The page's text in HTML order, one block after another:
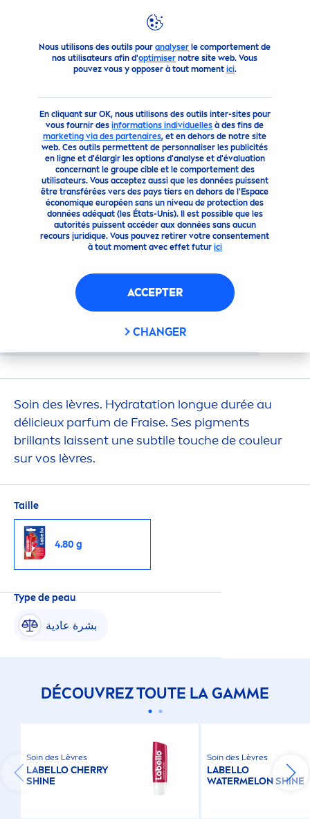
Nous utilisons des outils pouranalyser le comportement de
nos utilisateurs afin d'optimiser notre site web. Vous
pouvez vous y opposer à tout moment ici.
En cliquant sur OK, nous utilisons des outils inter-sites pour
vous fournir desinformations individuelles à des fins de
marketing via des partenaires, et en dehors de notre site
web. Ces outils permettent de personnaliser les publicités
en ligne et d'élargir les options d'analyse et d'évaluation
concernant le groupe cible et le comportement des
utilisateurs. Vous acceptez aussi que les données puissent
être transférées vers des pays tiers en dehors de l'Espace
économique européen sans un niveau de protection des
données adéquat (les États-Unis). Il est possible que les
autorités puissent accéder aux données sans aucun
recours juridique. Vous pouvez retirer votre consentement
à tout moment avec effet futur ici
ACCEPTER
CHANGER
STRAWBERRY
Soin des lèvres. Hydratation longue durée au
délicieux parfum de Fraise. Ses pigments
brillants laissent une subtile touche de couleur
sur vos lèvres.
Taille
4.80 g
Type de peau
بشرة عادية
DÉCOUVREZ TOUTE LA GAMME
Soin des Lèvres
LABELLOCHERRY
SHINE
Soin des Lèvres
LABELLO
WATERMELONSHINE